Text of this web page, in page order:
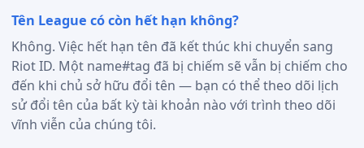
Tên League có còn hết hạn không?
Không. Việc hết hạn tên đã kết thúc khi chuyển sang
Riot ID. Một name#tag đã bị chiếm sẽ vẫn bị chiếm cho
đến khi chủ sở hữu đổi tên — bạn có thể theo dõi lịch
sử đổi tên của bất kỳ tài khoản nào với trình theo dõi
vĩnh viễn của chúng tôi.